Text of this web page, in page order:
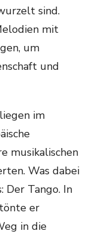
sind.
mit
um
und
im
musikalischen
Was dabei
Der Tango. In
er
in die